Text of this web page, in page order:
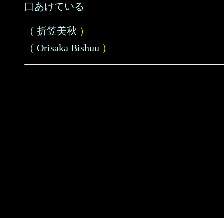
口あけている
（ 折笠美秋 ）
（ Orisaka Bishuu ）